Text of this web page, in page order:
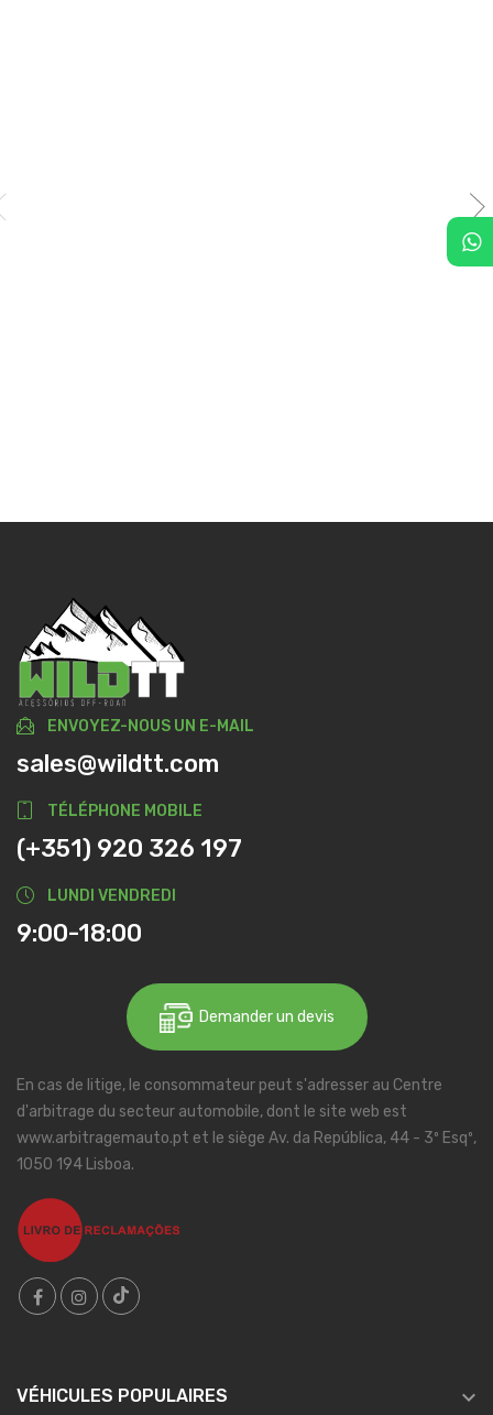
ENVOYEZ-NOUS UN E-MAIL
sales@wildtt.com
TÉLÉPHONE MOBILE
(+351) 920 326 197
LUNDI VENDREDI
9:00-18:00
Demander un devis
En cas de litige, le consommateur peut s'adresser au Centre
d'arbitrage du secteur automobile, dont le site web est
www.arbitragemauto.pt et le siège Av. da República, 44 - 3º Esqº,
1050 194 Lisboa.
VÉHICULES POPULAIRES 